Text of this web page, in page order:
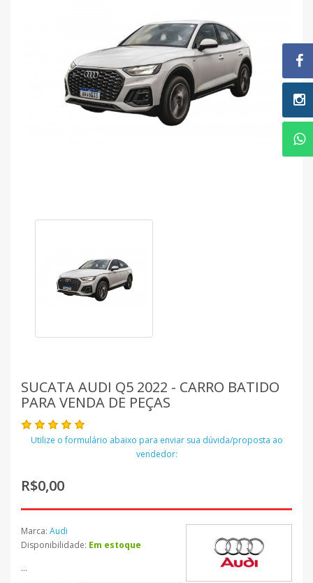
SUCATA AUDI Q5 2022 - CARRO BATIDO
PARA VENDA DE PEÇAS
Utilize o formulário abaixo para enviar sua dúvida/proposta ao
vendedor:
R$0,00
Marca: Audi
Disponibilidade: Em estoque
...